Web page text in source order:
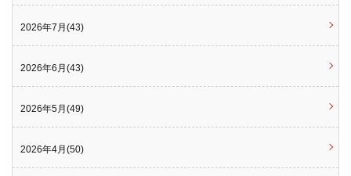
2026年7月(43)
2026年6月(43)
2026年5月(49)
2026年4月(50)